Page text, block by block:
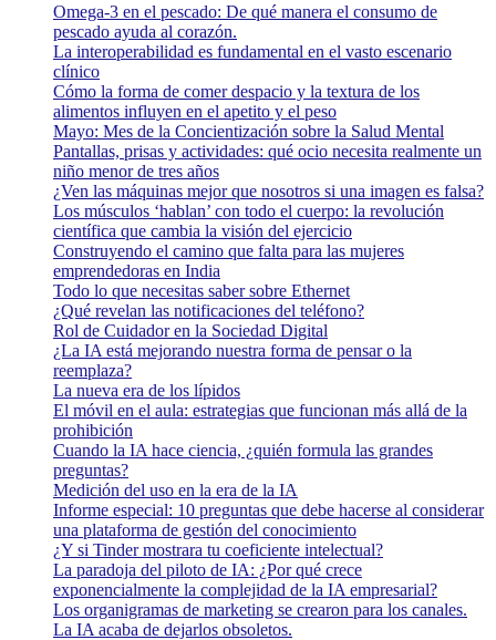
Omega-3 en el pescado: De qué manera el consumo de
pescado ayuda al corazón.
La interoperabilidad es fundamental en el vasto escenario
clínico
Cómo la forma de comer despacio y la textura de los
alimentos influyen en el apetito y el peso
Mayo: Mes de la Concientización sobre la Salud Mental
Pantallas, prisas y actividades: qué ocio necesita realmente un
niño menor de tres años
¿Ven las máquinas mejor que nosotros si una imagen es falsa?
Los músculos ‘hablan’ con todo el cuerpo: la revolución
científica que cambia la visión del ejercicio
Construyendo el camino que falta para las mujeres
emprendedoras en India
Todo lo que necesitas saber sobre Ethernet
¿Qué revelan las notificaciones del teléfono?
Rol de Cuidador en la Sociedad Digital
¿La IA está mejorando nuestra forma de pensar o la
reemplaza?
La nueva era de los lípidos
El móvil en el aula: estrategias que funcionan más allá de la
prohibición
Cuando la IA hace ciencia, ¿quién formula las grandes
preguntas?
Medición del uso en la era de la IA
Informe especial: 10 preguntas que debe hacerse al considerar
una plataforma de gestión del conocimiento
¿Y si Tinder mostrara tu coeficiente intelectual?
La paradoja del piloto de IA: ¿Por qué crece
exponencialmente la complejidad de la IA empresarial?
Los organigramas de marketing se crearon para los canales.
La IA acaba de dejarlos obsoletos.